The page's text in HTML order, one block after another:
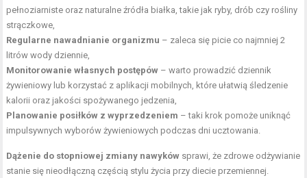
pełnoziarniste oraz naturalne źródła białka , takie jak ryby, drób czy rośliny
strączkowe,
Regularne nawadnianie organizmu – zaleca się picie co najmniej 2
litrów wody dziennie,
Monitorowanie własnych postępów – warto prowadzić dziennik
żywieniowy lub korzystać z aplikacji mobilnych, które ułatwią śledzenie
kalorii oraz jakości spożywanego jedzenia,
Planowanie posiłków z wyprzedzeniem – taki krok pomoże uniknąć
impulsywnych wyborów żywieniowych podczas dni ucztowania.
Dążenie do stopniowej zmiany nawyków sprawi, że zdrowe odżywianie
stanie się nieodłączną częścią stylu życia przy diecie przemiennej.